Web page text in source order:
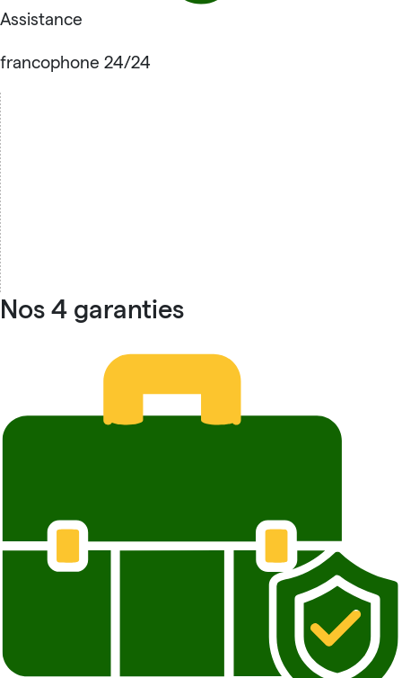
Assistance
francophone 24/24
Nos 4 garanties